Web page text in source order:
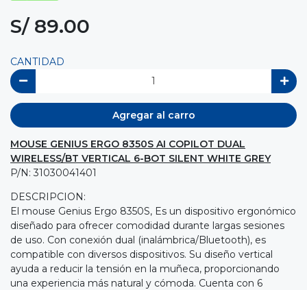
S/ 89.00
CANTIDAD
Agregar al carro
MOUSE GENIUS ERGO 8350S AI COPILOT DUAL
WIRELESS/BT VERTICAL 6-BOT SILENT WHITE GREY
P/N: 31030041401
DESCRIPCION:
El mouse Genius Ergo 8350S, Es un dispositivo ergonómico
diseñado para ofrecer comodidad durante largas sesiones
de uso. Con conexión dual (inalámbrica/Bluetooth), es
compatible con diversos dispositivos. Su diseño vertical
ayuda a reducir la tensión en la muñeca, proporcionando
una experiencia más natural y cómoda. Cuenta con 6